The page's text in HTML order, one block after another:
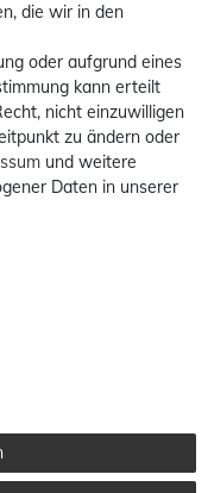
die wir in den
oder aufgrund eines
kann erteilt
nicht einzuwilligen
zu ändern oder
und weitere
Daten in unserer